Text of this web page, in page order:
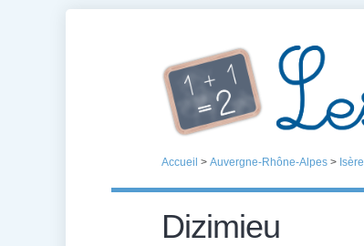
Accueil > Auvergne-Rhône-Alpes > Isère
Dizimieu